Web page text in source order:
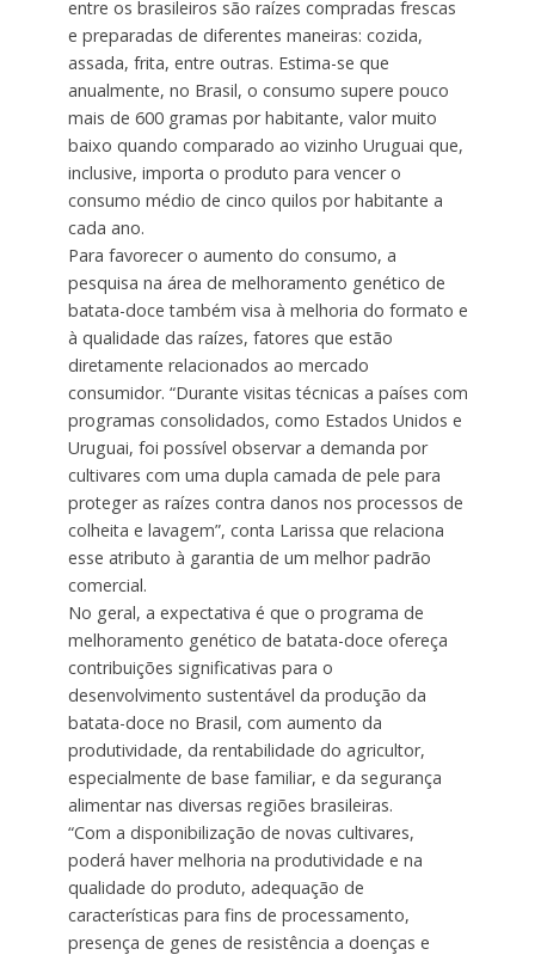
entre os brasileiros são raízes compradas frescas
e preparadas de diferentes maneiras: cozida,
assada, frita, entre outras. Estima-se que
anualmente, no Brasil, o consumo supere pouco
mais de 600 gramas por habitante, valor muito
baixo quando comparado ao vizinho Uruguai que,
inclusive, importa o produto para vencer o
consumo médio de cinco quilos por habitante a
cada ano.
Para favorecer o aumento do consumo, a
pesquisa na área de melhoramento genético de
batata-doce também visa à melhoria do formato e
à qualidade das raízes, fatores que estão
diretamente relacionados ao mercado
consumidor. “Durante visitas técnicas a países com
programas consolidados, como Estados Unidos e
Uruguai, foi possível observar a demanda por
cultivares com uma dupla camada de pele para
proteger as raízes contra danos nos processos de
colheita e lavagem”, conta Larissa que relaciona
esse atributo à garantia de um melhor padrão
comercial.
No geral, a expectativa é que o programa de
melhoramento genético de batata-doce ofereça
contribuições significativas para o
desenvolvimento sustentável da produção da
batata-doce no Brasil, com aumento da
produtividade, da rentabilidade do agricultor,
especialmente de base familiar, e da segurança
alimentar nas diversas regiões brasileiras.
“Com a disponibilização de novas cultivares,
poderá haver melhoria na produtividade e na
qualidade do produto, adequação de
características para fins de processamento,
presença de genes de resistência a doenças e